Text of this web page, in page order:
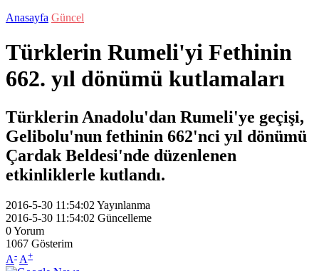
Anasayfa Güncel
Türklerin Rumeli'yi Fethinin
662. yıl dönümü kutlamaları
Türklerin Anadolu'dan Rumeli'ye geçişi,
Gelibolu'nun fethinin 662'nci yıl dönümü
Çardak Beldesi'nde düzenlenen
etkinliklerle kutlandı.
2016-5-30 11:54:02 Yayınlanma
2016-5-30 11:54:02 Güncelleme
0Yorum
1067 Gösterim
A- A+